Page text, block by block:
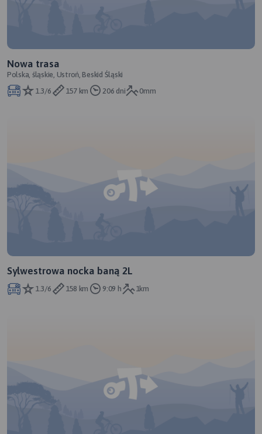
Nowa trasa
Polska, śląskie, Ustroń, Beskid Śląski
1.3/6
157 km 206 dni 0mm
Sylwestrowa nocka baną 2L
1.3/6 158 km 9:09 h 1km